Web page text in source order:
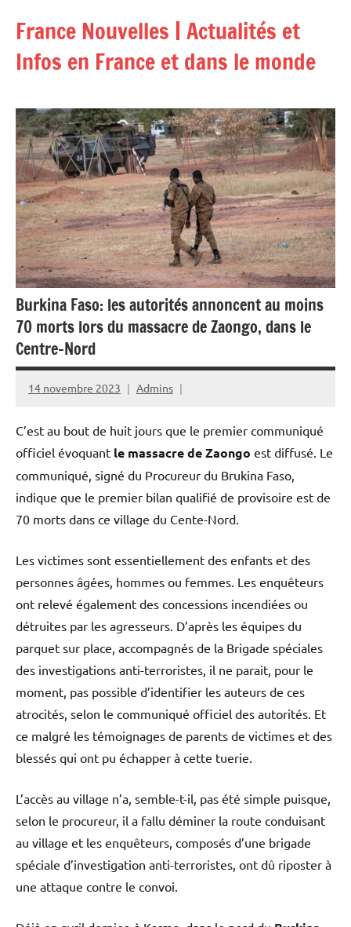
contenu
France Nouvelles | Actualités et
Infos en France et dans le monde
Burkina Faso: les autorités annoncent au moins
70 morts lors du massacre de Zaongo, dans le
Centre-Nord
14 novembre 2023 Admins
C’est au bout de huit jours que le premier communiqué
officiel évoquant le massacre de Zaongo est diffusé. Le
communiqué, signé du Procureur du Brukina Faso,
indique que le premier bilan qualifié de provisoire est de
70 morts dans ce village du Cente-Nord.
Les victimes sont essentiellement des enfants et des
personnes âgées, hommes ou femmes. Les enquêteurs
ont relevé également des concessions incendiées ou
détruites par les agresseurs. D’après les équipes du
parquet sur place, accompagnés de la Brigade spéciales
des investigations anti-terroristes, il ne parait, pour le
moment, pas possible d’identifier les auteurs de ces
atrocités, selon le communiqué officiel des autorités. Et
ce malgré les témoignages de parents de victimes et des
blessés qui ont pu échapper à cette tuerie.
L’accès au village n’a, semble-t-il, pas été simple puisque,
selon le procureur, il a fallu déminer la route conduisant
au village et les enquêteurs, composés d’une brigade
spéciale d’investigation anti-terroristes, ont dû riposter à
une attaque contre le convoi.